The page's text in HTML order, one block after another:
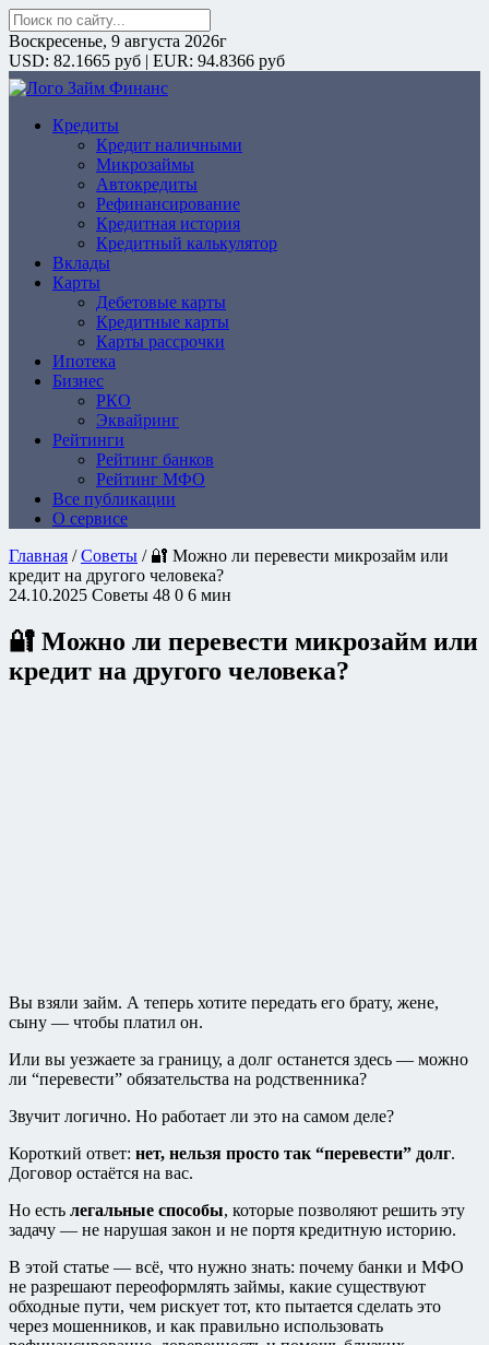
Поиск:
Воскресенье, 9 августа 2026г
USD: 82.1665 руб | EUR: 94.8366 руб
ZaymFinans
Кредиты
Кредит наличными
Микрозаймы
Автокредиты
Рефинансирование
Кредитная история
Кредитный калькулятор
Вклады
Карты
Дебетовые карты
Кредитные карты
Карты рассрочки
Ипотека
Бизнес
РКО
Эквайринг
Рейтинги
Рейтинг банков
Рейтинг МФО
Все публикации
О сервисе
Главная /Советы / 🔐 Можно ли перевести микрозайм или
кредит на другого человека?
24.10.2025 Советы 48 0 6 мин
🔐 Можно ли перевести микрозайм или
кредит на другого человека?
Вы взяли займ. А теперь хотите передать его брату, жене,
сыну — чтобы платил он.
Или вы уезжаете за границу, а долг останется здесь — можно
ли “перевести” обязательства на родственника?
Звучит логично. Но работает ли это на самом деле?
Короткий ответ: нет, нельзя просто так “перевести” долг.
Договор остаётся на вас.
Но есть легальные способы, которые позволяют решить эту
задачу — не нарушая закон и не портя кредитную историю.
В этой статье — всё, что нужно знать: почему банки и МФО
не разрешают переоформлять займы, какие существуют
обходные пути, чем рискует тот, кто пытается сделать это
через мошенников, и как правильно использовать